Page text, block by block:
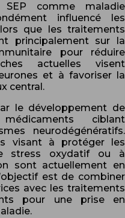
comme maladie
influencé les
que les traitements
principalement sur la
pour réduire
actuelles visent
et à favoriser la
central.
le développement de
ciblant
neurodégénératifs.
visant à protéger les
stress oxydatif ou à
sont actuellement en
est de combiner
avec les traitements
pour une prise en